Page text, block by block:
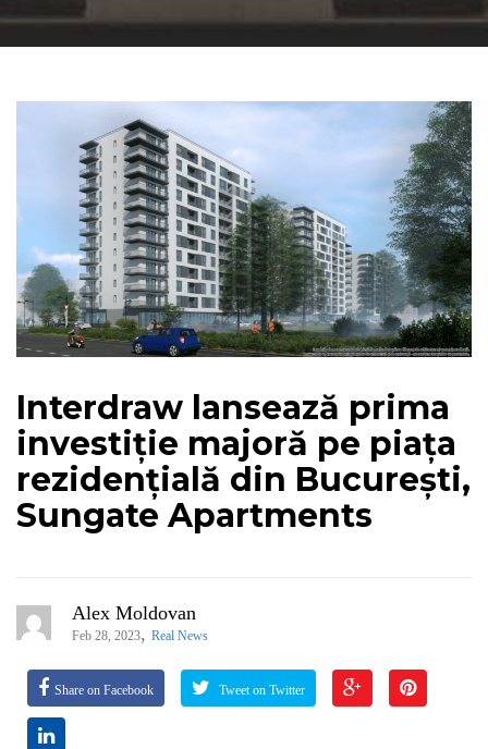
Interdraw lansează prima
investiție majoră pe piața
rezidențială din București,
Sungate Apartments
Alex Moldovan
Feb 28, 2023, Real News
Share on Facebook Tweet on Twitter